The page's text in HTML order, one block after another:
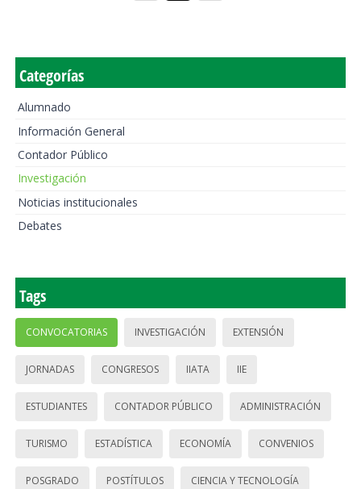
Categorías
Alumnado
Información General
Contador Público
Investigación
Noticias institucionales
Debates
Tags
CONVOCATORIAS INVESTIGACIÓN EXTENSIÓN
JORNADAS CONGRESOS IIATA IIE
ESTUDIANTES CONTADOR PÚBLICO ADMINISTRACIÓN
TURISMO ESTADÍSTICA ECONOMÍA CONVENIOS
POSGRADO POSTÍTULOS CIENCIA Y TECNOLOGÍA